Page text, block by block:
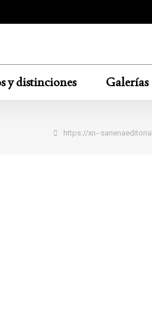
y distinciones Galerías
https://xn--